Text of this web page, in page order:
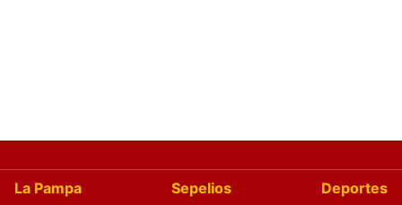
La Pampa Sepelios
Deportes